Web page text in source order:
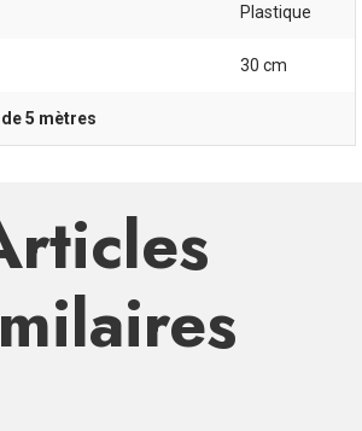
Plastique
30 cm
5 mètres